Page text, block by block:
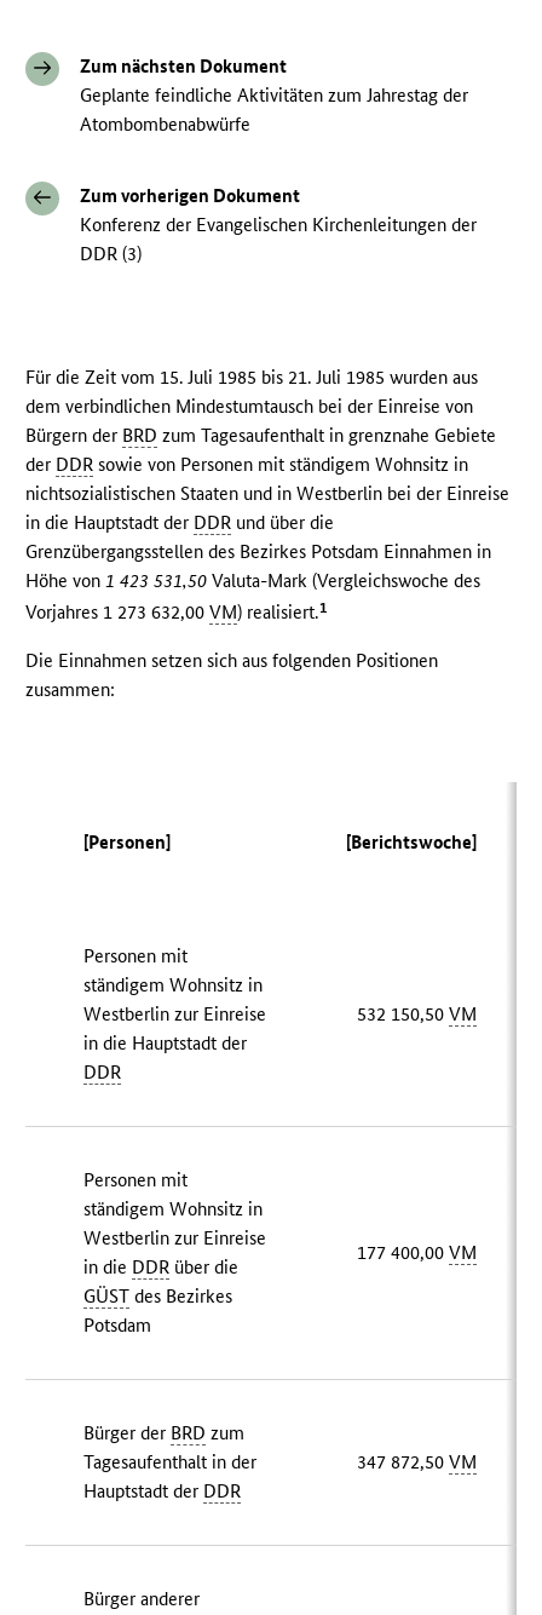
Zum nächsten Dokument
Geplante feindliche Aktivitäten zum Jahrestag der
Atombombenabwürfe
Zum vorherigen Dokument
Konferenz der Evangelischen Kirchenleitungen der
DDR (3)
Für die Zeit vom 15. Juli 1985 bis 21. Juli 1985 wurden aus
dem verbindlichen Mindestumtausch bei der Einreise von
Bürgern der BRD zum Tagesaufenthalt in grenznahe Gebiete
der DDR sowie von Personen mit ständigem Wohnsitz in
nichtsozialistischen Staaten und in Westberlin bei der Einreise
in die Hauptstadt der DDR und über die
Grenzübergangsstellen des Bezirkes Potsdam Einnahmen in
Höhe von1 423 531,50Valuta-Mark (Vergleichswoche des
Vorjahres 1 273 632,00VM) realisiert.1
Die Einnahmen setzen sich aus folgenden Positionen
zusammen:
[Personen] [Berichtswoche]
Personen mit
ständigem Wohnsitz in
Westberlin zur Einreise
in die Hauptstadt der
DDR
532 150,50VM
Personen mit
ständigem Wohnsitz in
Westberlin zur Einreise
in die DDR über die
GÜST des Bezirkes
Potsdam
177 400,00VM
Bürger der BRD zum
Tagesaufenthalt in der
Hauptstadt der DDR
347 872,50VM
Bürger anderer